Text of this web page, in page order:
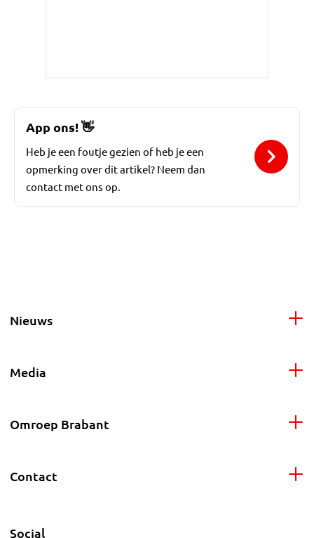
App ons! 👋
Heb je een foutje gezien of heb je een
opmerking over dit artikel? Neem dan
contact met ons op.
Nieuws
Media
Omroep Brabant
Contact
Social